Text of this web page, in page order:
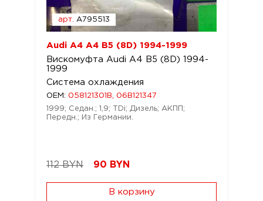
арт. A795513
Audi A4 A4 B5 (8D) 1994-1999
Вискомуфта Audi A4 B5 (8D) 1994-
1999
Система охлаждения
OEM: 058121301B, 06B121347
1999; Седан.; 1,9; TDi; Дизель; АКПП;
Передн.; Из Германии.
112 BYN 90 BYN
В корзину